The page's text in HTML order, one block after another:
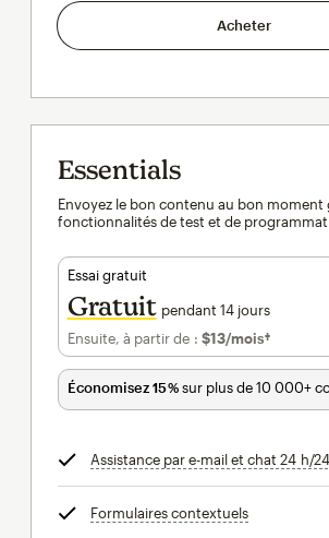
Acheter
Essentials
Envoyez le bon contenu au bon moment
fonctionnalités de test et de
Essai gratuit
Gratuit pendant 14 jours
Ensuite, à partir de : $13/mois†par mois†
Économisez 15 %sur plus de 10 000+
Assistance par e-mail et chat 24 h/
Formulaires contextuelsinfobulle